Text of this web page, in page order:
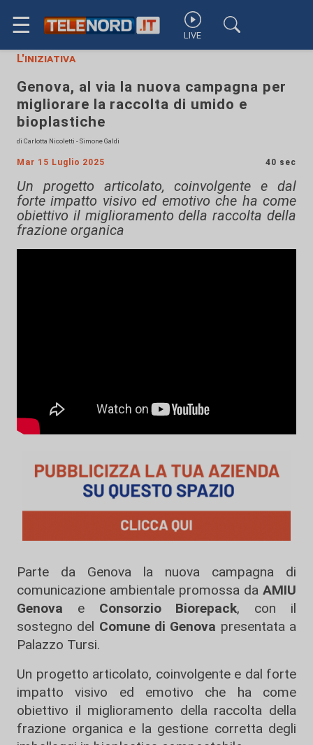
☰ LIVE
L'iniziativa
Genova, al via la nuova campagna per
migliorare la raccolta di umido e
bioplastiche
di Carlotta Nicoletti - Simone Galdi
Mar 15 Luglio 2025 40 sec
Un progetto articolato, coinvolgente e dal
forte impatto visivo ed emotivo che ha come
obiettivo il miglioramento della raccolta della
frazione organica
Parte da Genova la nuova campagna di
comunicazione ambientale promossa da AMIU
Genova e Consorzio Biorepack, con il
sostegno del Comune di Genova presentata a
Palazzo Tursi.
Un progetto articolato, coinvolgente e dal forte
impatto visivo ed emotivo che ha come
obiettivo il miglioramento della raccolta della
frazione organica e la gestione corretta degli